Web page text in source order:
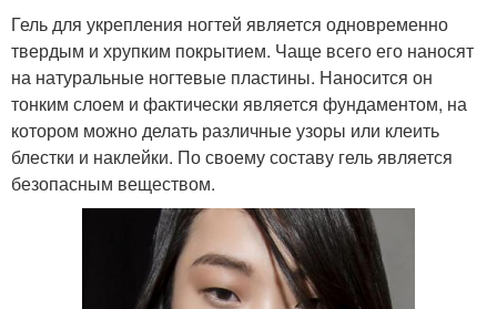
Гель для укрепления ногтей является одновременно
твердым и хрупким покрытием. Чаще всего его наносят
на натуральные ногтевые пластины. Наносится он
тонким слоем и фактически является фундаментом, на
котором можно делать различные узоры или клеить
блестки и наклейки. По своему составу гель является
безопасным веществом.